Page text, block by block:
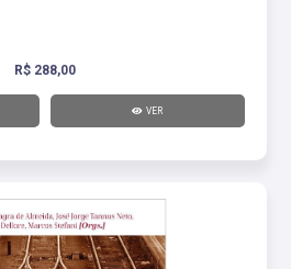
R$ 288,00
VER